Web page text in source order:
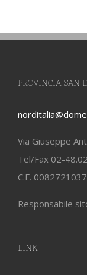
PROVINCIA SAN
Via Giuseppe
Tel/Fax 02-
C.F.
Responsabile
LINK